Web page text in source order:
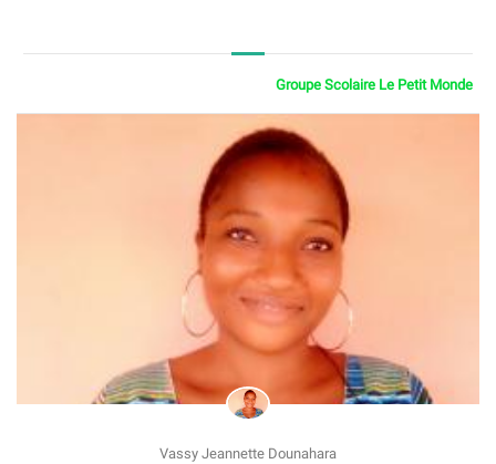
Groupe Scolaire Le Petit Monde
Vassy Jeannette Dounahara